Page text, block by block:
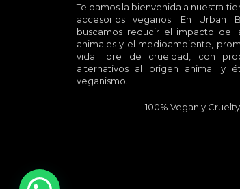
Te damos la bienvenida a nuestra
accesorios veganos. En Urban
buscamos reducir el impacto de
animales y el medioambiente,
vida libre de crueldad, con
alternativos al origen animal y
veganismo.
100% Vegan y